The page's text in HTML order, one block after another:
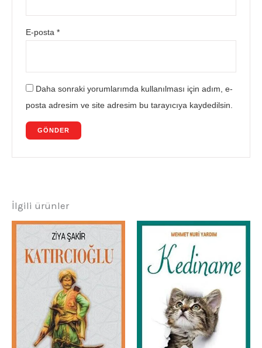
E-posta*
Daha sonraki yorumlarımda kullanılması için adım, e-
posta adresim ve site adresim bu tarayıcıya kaydedilsin.
İlgili ürünler